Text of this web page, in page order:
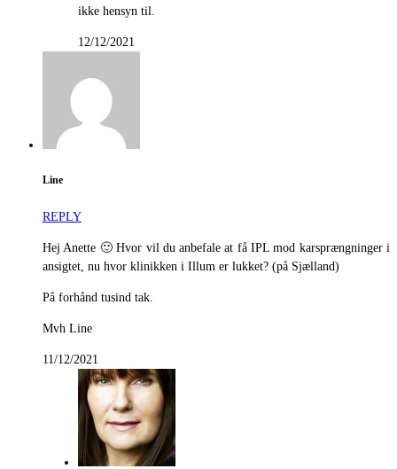
ikke hensyn til.
12/12/2021
Line
REPLY
Hej Anette 🙂 Hvor vil du anbefale at få IPL mod karsprængninger i
ansigtet, nu hvor klinikken i Illum er lukket? (på Sjælland)
På forhånd tusind tak.
Mvh Line
11/12/2021